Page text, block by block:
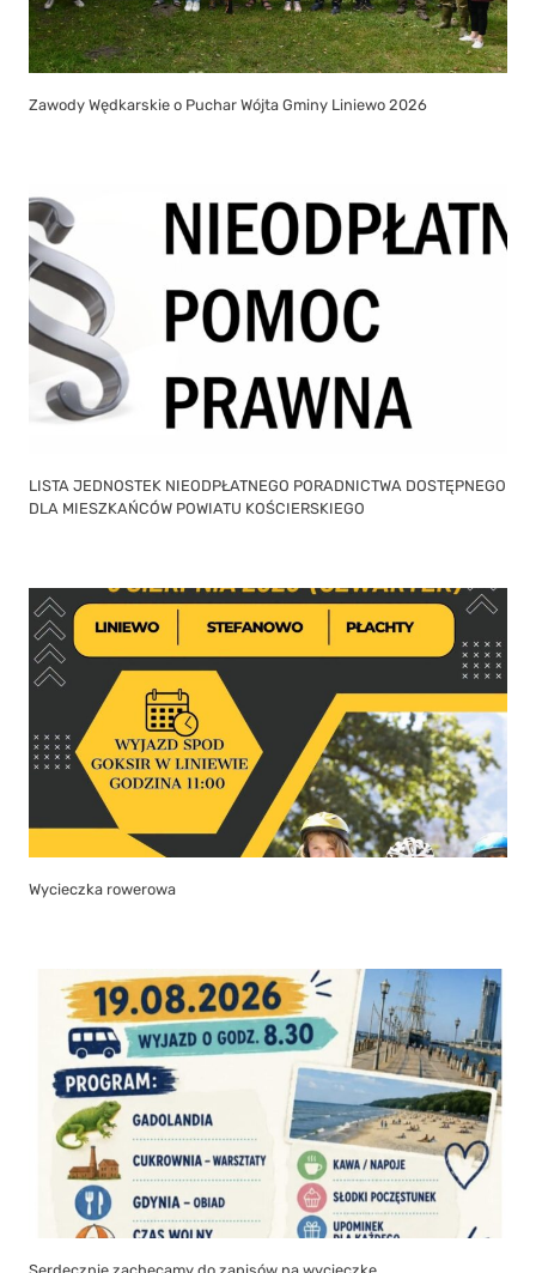
Zawody Wędkarskie o Puchar Wójta Gminy Liniewo 2026
LISTA JEDNOSTEK NIEODPŁATNEGO PORADNICTWA DOSTĘPNEGO
DLA MIESZKAŃCÓW POWIATU KOŚCIERSKIEGO
Wycieczka rowerowa